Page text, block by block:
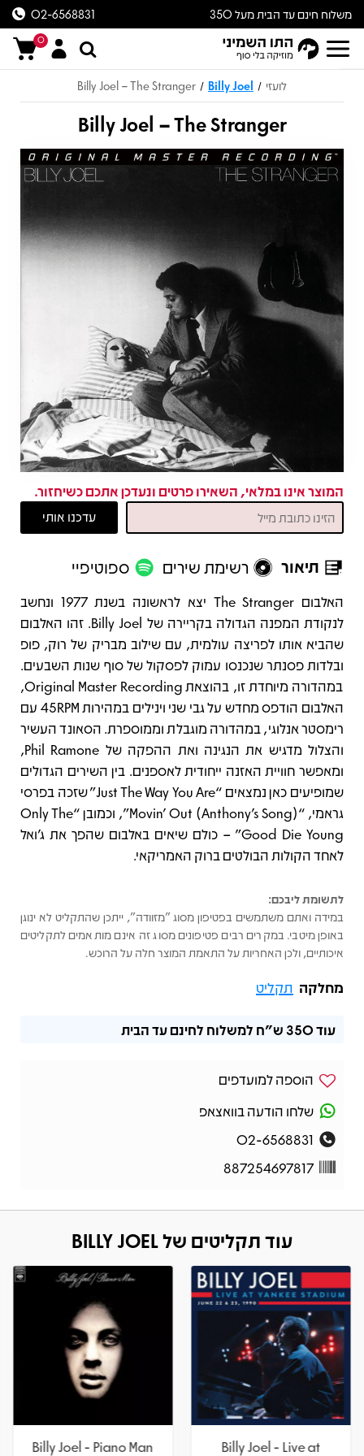
משלוח חינם עד הבית מעל 350
ש״ח
02-6568831
0
לועזי /
Billy Joel
/
Billy Joel – The Stranger
Billy Joel – The Stranger
המוצר אינו במלאי, השאירו פרטים ונעדכן אתכם כשיחזור.
תיאור רשימת שירים ספוטיפיי
תיאור
האלבום The Stranger יצא לראשונה בשנת 1977 ונחשב
לנקודת המפנה הגדולה בקריירה של Billy Joel. זהו האלבום
שהביא אותו לפריצה עולמית, עם שילוב מבריק של רוק, פופ
ובלדות פסנתר שנכנסו עמוק לפסקול של סוף שנות השבעים.
במהדורה מיוחדת זו, בהוצאת Original Master Recording,
האלבום הודפס מחדש על גבי שני וינילים במהירות 45RPM עם
רימסטר אנלוגי, במהדורה מוגבלת וממוספרת. הסאונד העשיר
והצלול מדגיש את הנגינה ואת ההפקה של Phil Ramone,
ומאפשר חוויית האזנה ייחודית לאספנים. בין השירים הגדולים
שמופיעים כאן נמצאים “Just The Way You Are” שזכה בפרסי
גראמי, “Movin’ Out (Anthony’s Song)”, וכמובן “Only The
Good Die Young” – כולם שיאים באלבום שהפך את ג’ואל
לאחד הקולות הבולטים ברוק האמריקאי.
לתשומת ליבכם:
במידה ואתם משתמשים בפטיפון מסוג "מזוודה", ייתכן שהתקליט לא ינוגן
באופן מיטבי. במקרים רבים פטיפונים מסוג זה אינם מותאמים לתקליטים
איכותיים, ולכן האחריות על התאמת המוצר חלה על הרוכש.
מחלקה תקליט
עוד350 ש"ח למשלוח לחינם עד הבית
הוספה למועדפים
שלחו הודעה בוואצאפ
02-6568831
887254697817
עוד תקליטים של BILLY JOEL
Billy Joel - Live at
Billy Joel - Piano Man